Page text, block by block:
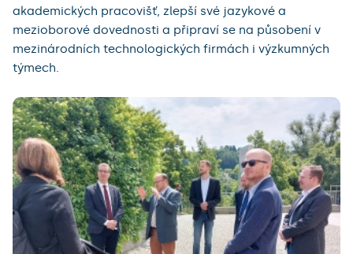
akademických pracovišť, zlepší své jazykové a
mezioborové dovednosti a připraví se na působení v
mezinárodních technologických firmách i výzkumných
týmech.